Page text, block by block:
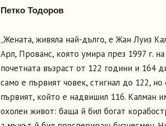
Петко Тодоров
„Жената, живяла най-дълго, е Жан Луиз
Арл, Прованс, която умира през 1997 г. на
почетната възраст от 122 години и 164
само е първият човек, стигнал до 122,
първият, който е надвишил 116. Калман
охолен живот: баща й бил богат